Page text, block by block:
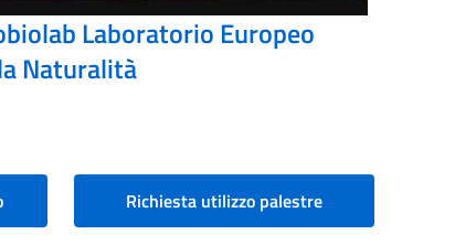
Laboratorio Europeo
Naturalità
Richiesta utilizzo palestre